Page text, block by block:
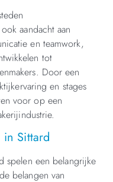
aandacht aan
en teamwork,
tot
Door een
en stages
voor op een
in Sittard
spelen een belangrijke
belangen van